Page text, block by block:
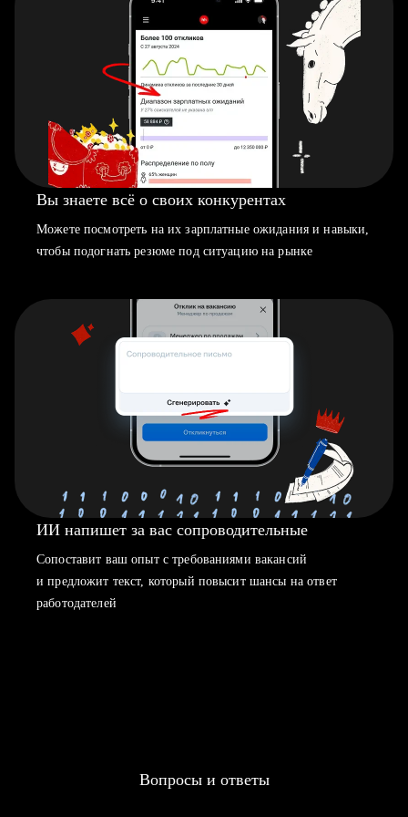
Вы знаете всё о своих конкурентах
Можете посмотреть на их зарплатные ожидания и навыки,
чтобы подогнать резюме под ситуацию на рынке
ИИ напишет за вас сопроводительные
Сопоставит ваш опыт с требованиями вакансий
и предложит текст, который повысит шансы на ответ
работодателей
Вопросы и ответы